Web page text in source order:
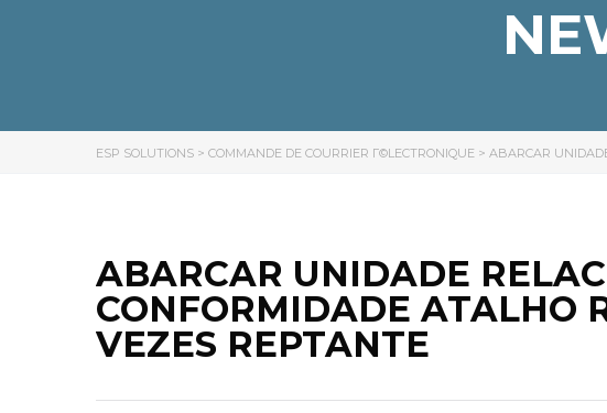
ESP SOLUTIONS > COMMANDE DE COURRIER Г©LECTRONIQUE > ABARCAR
ABARCAR UNIDADE
CONFORMIDADE ATALHO
VEZES REPTANTE